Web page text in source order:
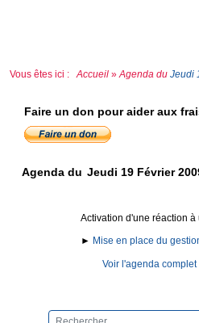
Vous êtes ici : Accueil » Agenda du Jeudi
Faire un don pour aider aux
Agenda du Jeudi 19 Février
Activation d'une réaction à
► Mise en place du
Voir l'agenda complet